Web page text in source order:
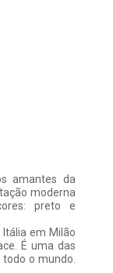
amantes da
moderna
preto e
em Milão
É uma das
o mundo.